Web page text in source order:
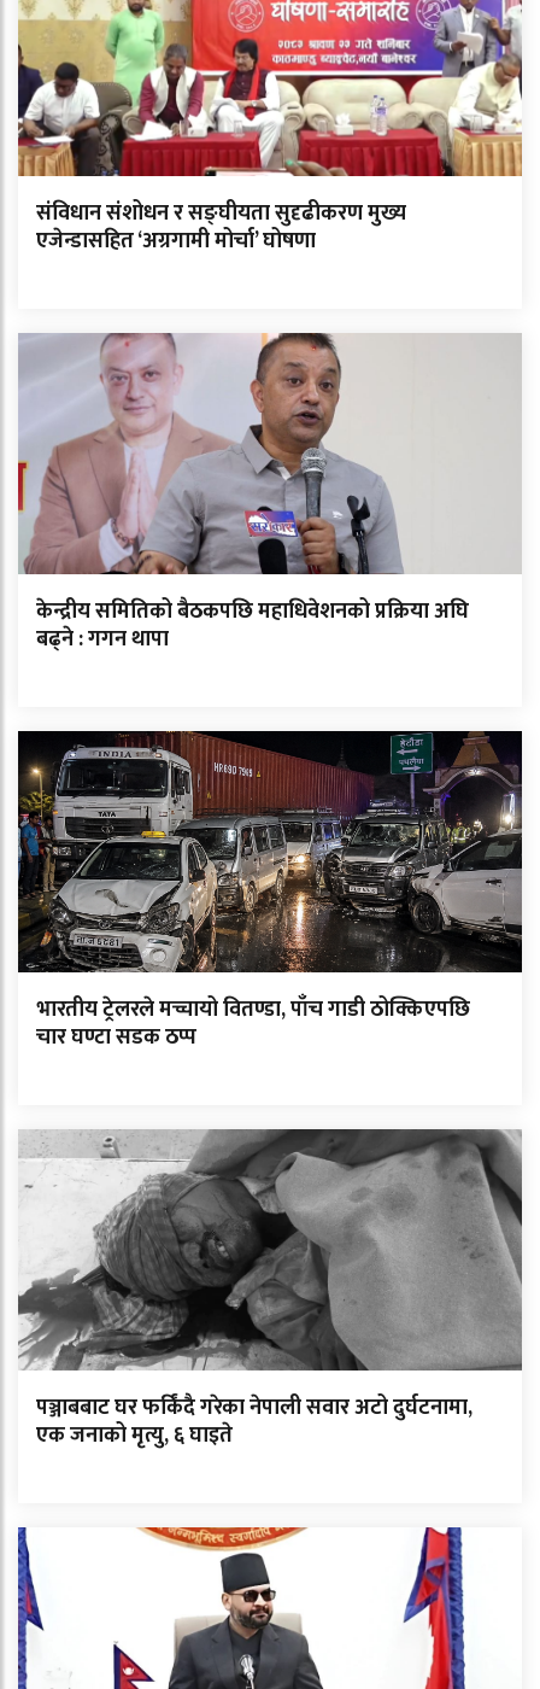
संविधान संशोधन र सङ्घीयता सुदृढीकरण मुख्य
एजेन्डासहित ‘अग्रगामी मोर्चा’ घोषणा
केन्द्रीय समितिको बैठकपछि महाधिवेशनको प्रक्रिया अघि
बढ्ने : गगन थापा
भारतीय ट्रेलरले मच्चायो वितण्डा, पाँच गाडी ठोक्किएपछि
चार घण्टा सडक ठप्प
पञ्जाबबाट घर फर्किंदै गरेका नेपाली सवार अटो दुर्घटनामा,
एक जनाको मृत्यु, ६ घाइते